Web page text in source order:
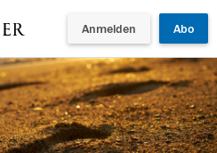
Anmelden Abo